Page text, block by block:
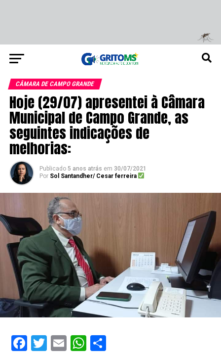
CÂMARA DE CAMPO GRANDE
Hoje (29/07) apresentei à Câmara
Municipal de Campo Grande, as
seguintes indicações de
melhorias:
Publicado 5 anos atrás em 30/07/2021
Por Sol Santandher/ Cesar ferreira
Facebook
Twitter
EmailWhatsApp
Share